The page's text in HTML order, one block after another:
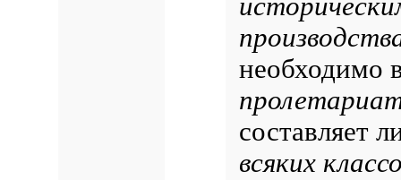
необходимо
составляет
всяких